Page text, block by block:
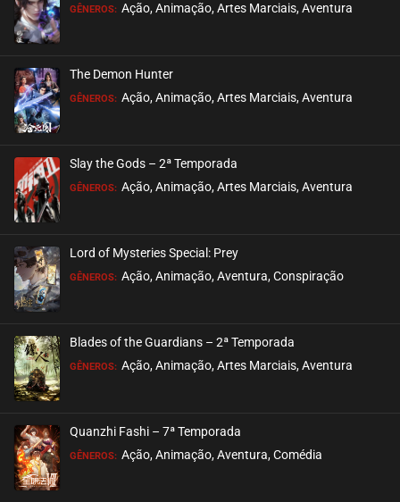
EPISÓDIO 15
setembro 27, 2020
EPISÓDIO 14
EPISÓDIO 13
EPISÓDIO 12
EPISÓDIO 11
EPISÓDIO 10
GÊNEROS: Ação, Animação, Artes Marciais, Aventura
The Demon Hunter
GÊNEROS: Ação, Animação, Artes Marciais, Aventura
Slay the Gods – 2ª Temporada
GÊNEROS: Ação, Animação, Artes Marciais, Aventura
Lord of Mysteries Special: Prey
GÊNEROS: Ação, Animação, Aventura, Conspiração
Blades of the Guardians – 2ª Temporada
GÊNEROS: Ação, Animação, Artes Marciais, Aventura
Quanzhi Fashi – 7ª Temporada
GÊNEROS: Ação, Animação, Aventura, Comédia